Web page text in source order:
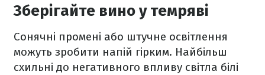
Зберігайте вино у темряві
Сонячні промені або штучне освітлення
можуть зробити напій гірким. Найбільш
схильні до негативного впливу світла білі